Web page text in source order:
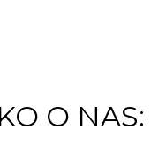
O NAS: